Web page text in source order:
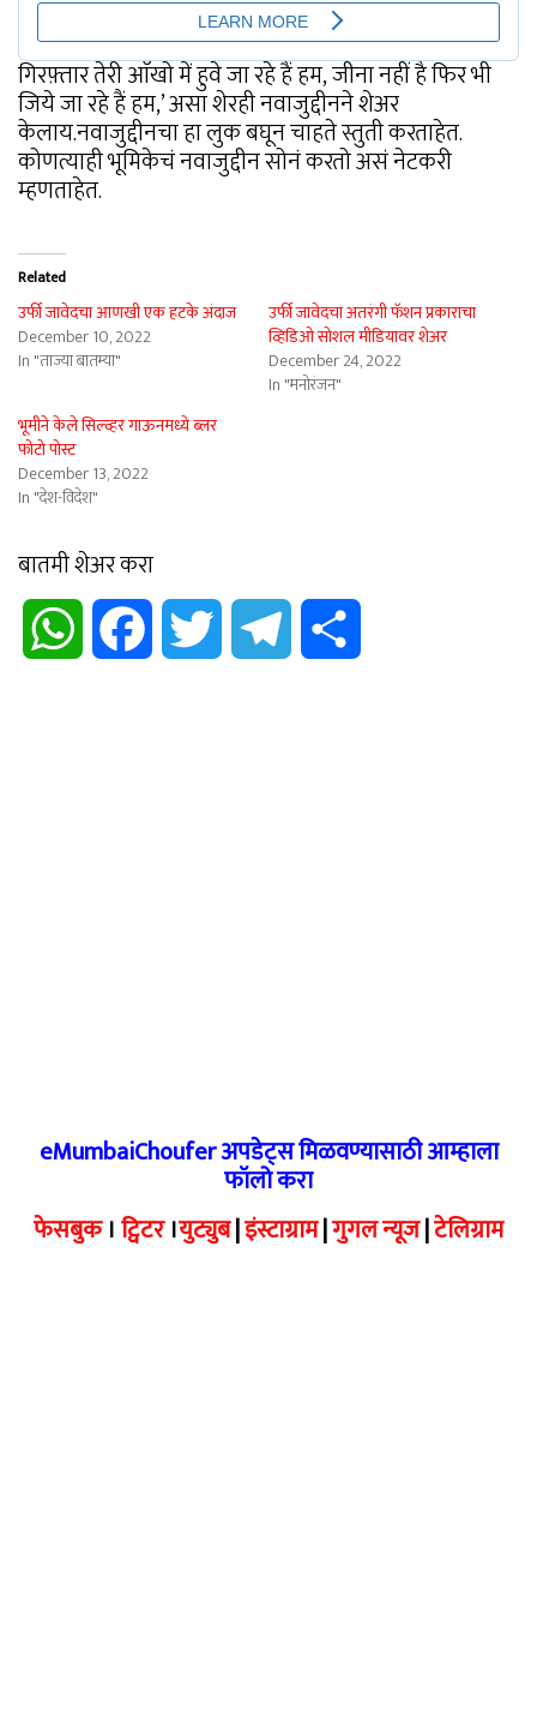
गिरफ़्तार तेरी आँखो में हुवे जा रहे हैं हम, जीना नहीं है फिर भी
जिये जा रहे हैं हम,’ असा शेरही नवाजुद्दीनने शेअर
केलाय.नवाजुद्दीनचा हा लुक बघून चाहते स्तुती करताहेत.
कोणत्याही भूमिकेचं नवाजुद्दीन सोनं करतो असं नेटकरी
म्हणताहेत.
Related
उर्फी जावेदचा आणखी एक हटके अंदाज
December 10, 2022
In "ताज्या बातम्या"
उर्फी जावेदचा अतरंगी फॅशन प्रकाराचा
व्हिडिओ सोशल मीडियावर शेअर
December 24, 2022
In "मनोरंजन"
भूमीने केले सिल्व्हर गाऊनमध्ये ब्लर
फोटो पोस्ट
December 13, 2022
In "देश-विदेश"
बातमी शेअर करा
WhatsApp Facebook Twitter Telegram
eMumbaiChoufer अपडेट्स मिळवण्यासाठी आम्हाला
फॉलो करा
फेसबुक।ट्विटर।युट्युब|इंस्टाग्राम|गुगल न्यूज|टेलिग्राम